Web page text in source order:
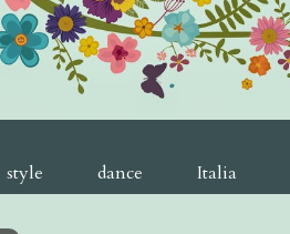
style dance Italia